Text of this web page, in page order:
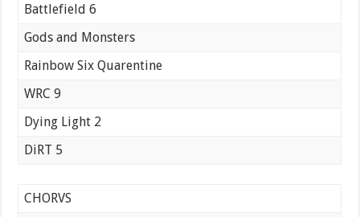
Battlefield 6
Gods and Monsters
Rainbow Six Quarentine
WRC 9
Dying Light 2
DiRT 5
CHORVS